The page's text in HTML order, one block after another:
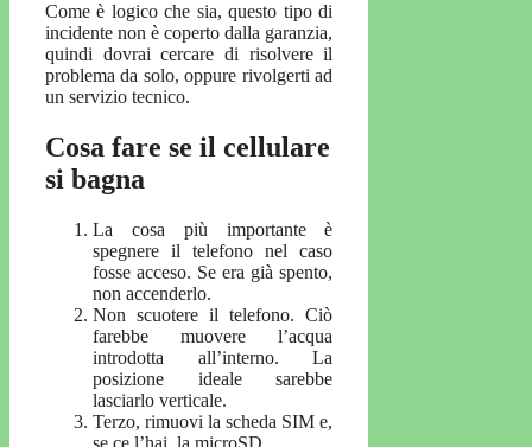
Come è logico che sia, questo tipo di
incidente non è coperto dalla garanzia,
quindi dovrai cercare di risolvere il
problema da solo, oppure rivolgerti ad
un servizio tecnico.
Cosa fare se il cellulare
si bagna
La cosa più importante è
spegnere il telefono nel caso
fosse acceso. Se era già spento,
non accenderlo.
Non scuotere il telefono. Ciò
farebbe muovere l’acqua
introdotta all’interno. La
posizione ideale sarebbe
lasciarlo verticale.
Terzo, rimuovi la scheda SIM e,
se ce l’hai, la microSD.